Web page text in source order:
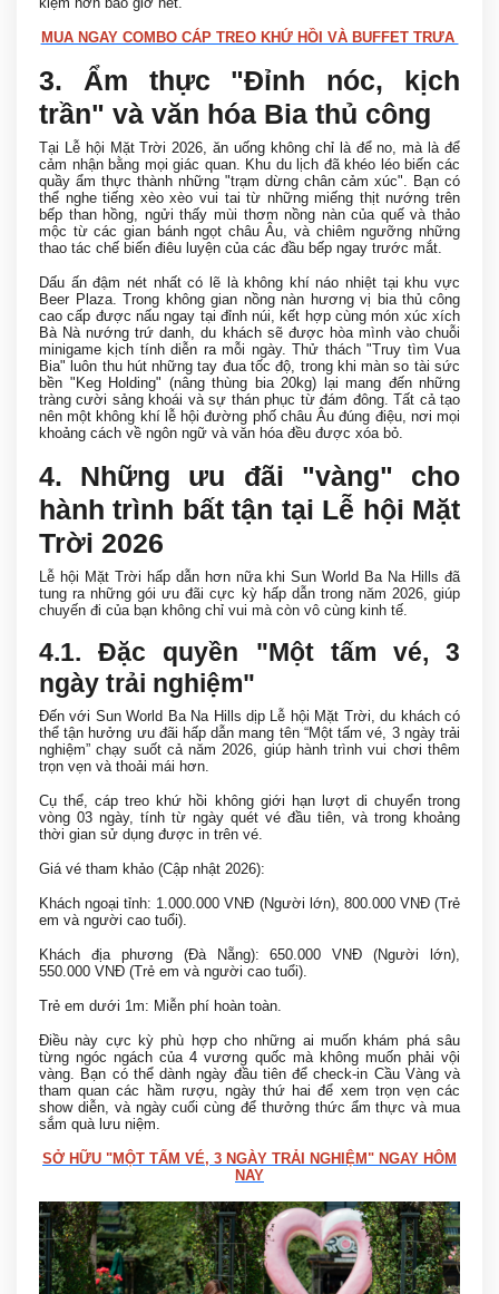
MUA NGAY COMBO CÁP TREO KHỨ HỒI VÀ BUFFET TRƯA
3. Ẩm thực "Đỉnh nóc, kịch
trần" và văn hóa Bia thủ công
Tại Lễ hội Mặt Trời 2026, ăn uống không chỉ là để no, mà là để
cảm nhận bằng mọi giác quan. Khu du lịch đã khéo léo biến các
quầy ẩm thực thành những "trạm dừng chân cảm xúc". Bạn có
thể nghe tiếng xèo xèo vui tai từ những miếng thịt nướng trên
bếp than hồng, ngửi thấy mùi thơm nồng nàn của quế và thảo
mộc từ các gian bánh ngọt châu Âu, và chiêm ngưỡng những
thao tác chế biến điêu luyện của các đầu bếp ngay trước mắt.
Dấu ấn đậm nét nhất có lẽ là không khí náo nhiệt tại khu vực
Beer Plaza. Trong không gian nồng nàn hương vị bia thủ công
cao cấp được nấu ngay tại đỉnh núi, kết hợp cùng món xúc xích
Bà Nà nướng trứ danh, du khách sẽ được hòa mình vào chuỗi
minigame kịch tính diễn ra mỗi ngày. Thử thách "Truy tìm Vua
Bia" luôn thu hút những tay đua tốc độ, trong khi màn so tài sức
bền "Keg Holding" (nâng thùng bia 20kg) lại mang đến những
tràng cười sảng khoái và sự thán phục từ đám đông. Tất cả tạo
nên một không khí lễ hội đường phố châu Âu đúng điệu, nơi mọi
khoảng cách về ngôn ngữ và văn hóa đều được xóa bỏ.
4. Những ưu đãi "vàng" cho
hành trình bất tận tại Lễ hội Mặt
Trời 2026
Lễ hội Mặt Trời hấp dẫn hơn nữa khi Sun World Ba Na Hills đã
tung ra những gói ưu đãi cực kỳ hấp dẫn trong năm 2026, giúp
chuyến đi của bạn không chỉ vui mà còn vô cùng kinh tế.
4.1. Đặc quyền "Một tấm vé, 3
ngày trải nghiệm"
Đến với Sun World Ba Na Hills dịp Lễ hội Mặt Trời, du khách có
thể tận hưởng ưu đãi hấp dẫn mang tên “Một tấm vé, 3 ngày trải
nghiệm” chạy suốt cả năm 2026, giúp hành trình vui chơi thêm
trọn vẹn và thoải mái hơn.
Cụ thể, cáp treo khứ hồi không giới hạn lượt di chuyển trong
vòng 03 ngày, tính từ ngày quét vé đầu tiên, và trong khoảng
thời gian sử dụng được in trên vé.
Giá vé tham khảo (Cập nhật 2026):
Khách ngoại tỉnh: 1.000.000 VNĐ (Người lớn), 800.000 VNĐ (Trẻ
em và người cao tuổi).
Khách địa phương (Đà Nẵng): 650.000 VNĐ (Người lớn),
550.000 VNĐ (Trẻ em và người cao tuổi).
Trẻ em dưới 1m: Miễn phí hoàn toàn.
Điều này cực kỳ phù hợp cho những ai muốn khám phá sâu
từng ngóc ngách của 4 vương quốc mà không muốn phải vội
vàng. Bạn có thể dành ngày đầu tiên để check-in Cầu Vàng và
tham quan các hầm rượu, ngày thứ hai để xem trọn vẹn các
show diễn, và ngày cuối cùng để thưởng thức ẩm thực và mua
sắm quà lưu niệm.
SỞ HỮU "MỘT TẤM VÉ, 3 NGÀY TRẢI NGHIỆM" NGAY HÔM
NAY